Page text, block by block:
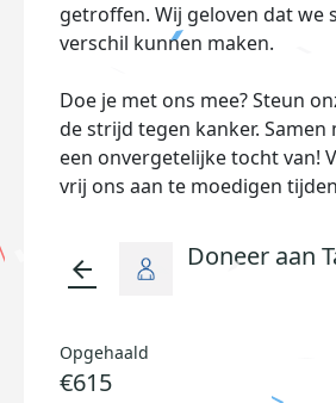
getroffen. Wij geloven dat we
verschil kunnen maken.
Doe je met ons mee? Steun
de strijd tegen kanker. Samen
een onvergetelijke tocht van!
vrij ons aan te moedigen
arrow_back Doneer aan
Opgehaald
€615